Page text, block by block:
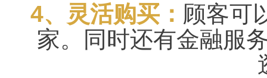
4、灵活购买： 顾客可
家。同时还有金融服